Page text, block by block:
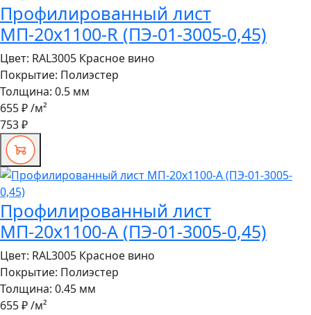
Профилированный лист
МП-20x1100-R (ПЭ-01-3005-0,45)
Цвет: RAL3005 Красное вино
Покрытие: Полиэстер
Толщина: 0.5 мм
655 ₽/м²
753 ₽
Профилированный лист
МП-20x1100-A (ПЭ-01-3005-0,45)
Цвет: RAL3005 Красное вино
Покрытие: Полиэстер
Толщина: 0.45 мм
655 ₽/м²